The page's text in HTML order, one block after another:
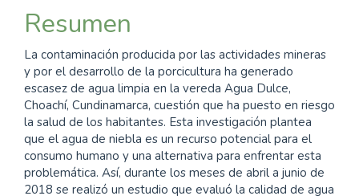
Resumen
La contaminación producida por las actividades mineras
y por el desarrollo de la porcicultura ha generado
escasez de agua limpia en la vereda Agua Dulce,
Choachí, Cundinamarca, cuestión que ha puesto en riesgo
la salud de los habitantes. Esta investigación plantea
que el agua de niebla es un recurso potencial para el
consumo humano y una alternativa para enfrentar esta
problemática. Así, durante los meses de abril a junio de
2018 se realizó un estudio que evaluó la calidad de agua